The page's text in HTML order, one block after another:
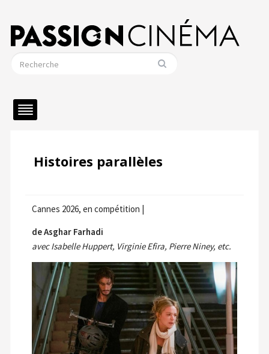
Histoires parallèles
Cannes 2026, en compétition |
de Asghar Farhadi
avec Isabelle Huppert, Virginie Efira, Pierre Niney, etc.